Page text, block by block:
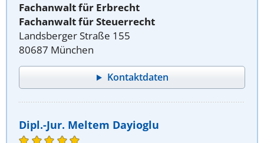
Fachanwalt für Erbrecht
Fachanwalt für Steuerrecht
Landsberger Straße 155
80687 München
Kontaktdaten
Dipl.-Jur. Meltem Dayioglu